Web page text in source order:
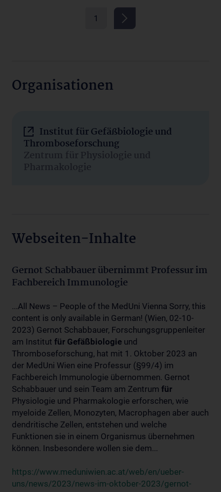
1
Organisationen
Institut für Gefäßbiologie und
Thromboseforschung
Zentrum für Physiologie und
Pharmakologie
Webseiten-Inhalte
Gernot Schabbauer übernimmt Professur im
Fachbereich Immunologie
...All News – People of the MedUni Vienna Sorry, this
content is only available in German! (Wien, 02-10-
2023) Gernot Schabbauer, Forschungsgruppenleiter
am Institut für Gefäßbiologie und
Thromboseforschung, hat mit 1. Oktober 2023 an
der MedUni Wien eine Professur (§99/4) im
Fachbereich Immunologie übernommen. Gernot
Schabbauer und sein Team am Zentrum für
Physiologie und Pharmakologie erforschen, wie
myeloide Zellen, Monozyten, Macrophagen aber auch
dendritische Zellen, entstehen und welche
Funktionen sie in einem Organismus übernehmen
können. Insbesondere wollen sie dem...
https://www.meduniwien.ac.at/web/en/ueber-
uns/news/2023/news-im-oktober-2023/gernot-